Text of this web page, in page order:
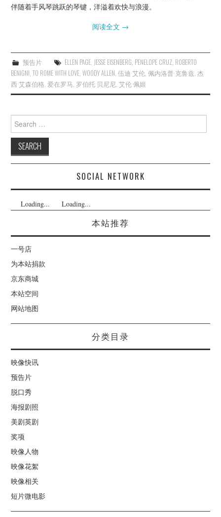
推荐电影
伴随着手风琴跳跃的琴键，洋溢着欢快与浪漫。
阅读全文 →
预告片 ELLEN PAGE, JESSE EISENBERG, PENELOPE CRUZ, ROBERTO
BENIGNI,TO ROME WITH LOVE,WOODY ALLEN,伍迪·艾伦,佩内洛普·克鲁兹,杰
西·艾森伯格,爱在罗马, 罗伯托·贝尼尼,艾伦·佩姬
Search
for:
SOCIAL NETWORK
Loading... Loading...
本站推荐
一号店
为本站捐款
京东商城
本站空间
网站地图
分类目录
映像快讯
预告片
脱口秀
海报剧照
美剧英剧
奖项
映像人物
映像花絮
映像相关
短片微电影